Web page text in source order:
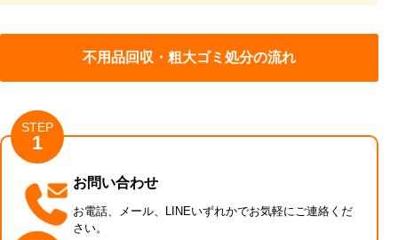
不用品回収・粗大ゴミ処分の流れ
STEP
1
お問い合わせ
お電話、メール、LINEいずれかでお気軽にご連絡くだ
さい。